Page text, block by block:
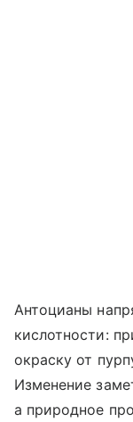
Антоцианы
кислотности:
окраску от
Изменение
а природное